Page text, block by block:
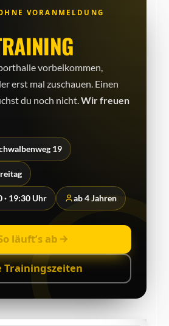
VORANMELDUNG
vorbeikommen,
erst mal zuschauen. Einen
du noch nicht.Wir freuen
19
· 19:30 Uhr ab 4 Jahren
läuft’s ab
Trainingszeiten